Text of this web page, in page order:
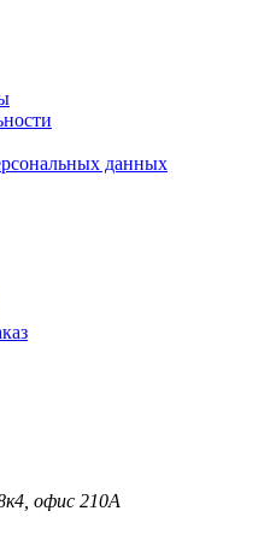
данных
офис 210А